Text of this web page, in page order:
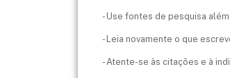
- Use fontes de pesquisa
- Leia novamente o que
- Atente-se às citações e à